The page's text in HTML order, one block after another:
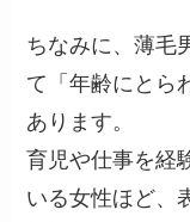
ちなみに、薄毛
て「年齢にとら
あります。
育児や仕事を経
いる女性ほど、